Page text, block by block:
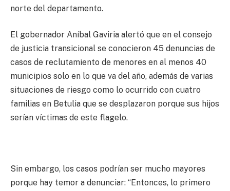
norte del departamento.
El gobernador Aníbal Gaviria alertó que en el consejo
de justicia transicional se conocieron 45 denuncias de
casos de reclutamiento de menores en al menos 40
municipios solo en lo que va del año, además de varias
situaciones de riesgo como lo ocurrido con cuatro
familias en Betulia que se desplazaron porque sus hijos
serían víctimas de este flagelo.
Sin embargo, los casos podrían ser mucho mayores
porque hay temor a denunciar: “Entonces, lo primero